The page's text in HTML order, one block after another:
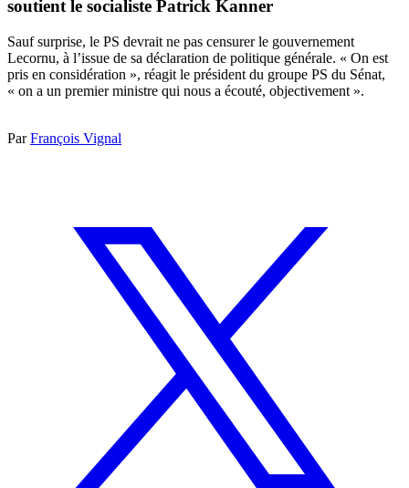
soutient le socialiste Patrick Kanner
Sauf surprise, le PS devrait ne pas censurer le gouvernement
Lecornu, à l’issue de sa déclaration de politique générale. « On est
pris en considération », réagit le président du groupe PS du Sénat,
« on a un premier ministre qui nous a écouté, objectivement ».
ParFrançois Vignal